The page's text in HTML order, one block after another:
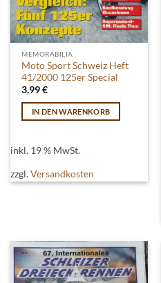
MEMORABILIA
Moto Sport Schweiz Heft
41/2000 125er Special
3,99€
IN DEN WARENKORB
inkl. 19 % MwSt.
zzgl.Versandkosten